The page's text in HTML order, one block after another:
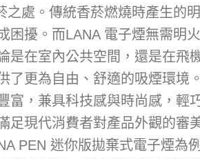
之處。傳統香菸燃燒時產生的
擾。而LANA 電子煙無需明
在室內公共空間，還是在飛
更為自由、舒適的吸煙環境
，兼具科技感與時尚感，輕
現代消費者對產品外觀的審
PEN 迷你版拋棄式電子煙為